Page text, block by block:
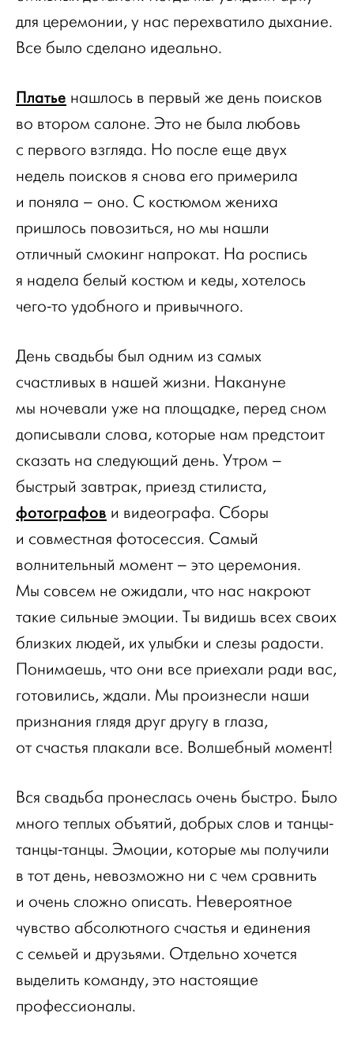
для церемонии, у нас перехватило дыхание.
Все было сделано идеально.
Платье нашлось в первый же день поисков
во втором салоне. Это не была любовь
с первого взгляда. Но после еще двух
недель поисков я снова его примерила
и поняла – оно. С костюмом жениха
пришлось повозиться, но мы нашли
отличный смокинг напрокат. На роспись
я надела белый костюм и кеды, хотелось
чего-то удобного и привычного.
День свадьбы был одним из самых
счастливых в нашей жизни. Накануне
мы ночевали уже на площадке, перед сном
дописывали слова, которые нам предстоит
сказать на следующий день. Утром –
быстрый завтрак, приезд стилиста,
фотографов и видеографа. Сборы
и совместная фотосессия. Самый
волнительный момент – это церемония.
Мы совсем не ожидали, что нас накроют
такие сильные эмоции. Ты видишь всех своих
близких людей, их улыбки и слезы радости.
Понимаешь, что они все приехали ради вас,
готовились, ждали. Мы произнесли наши
признания глядя друг другу в глаза,
от счастья плакали все. Волшебный момент!
Вся свадьба пронеслась очень быстро. Было
много теплых объятий, добрых слов и танцы-
танцы-танцы. Эмоции, которые мы получили
в тот день, невозможно ни с чем сравнить
и очень сложно описать. Невероятное
чувство абсолютного счастья и единения
с семьей и друзьями. Отдельно хочется
выделить команду, это настоящие
профессионалы.